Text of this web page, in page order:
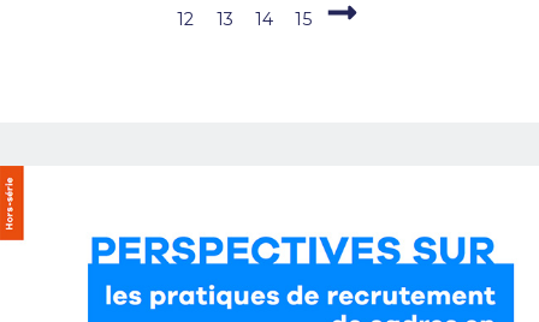
12
13 14 15